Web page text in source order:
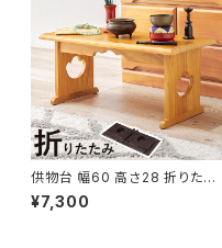
供物台 幅60 高さ28 折りたた
み式 供養机 お供え机 お供え台
御供物台 お経 仏壇 仏事 仏具
¥7,300